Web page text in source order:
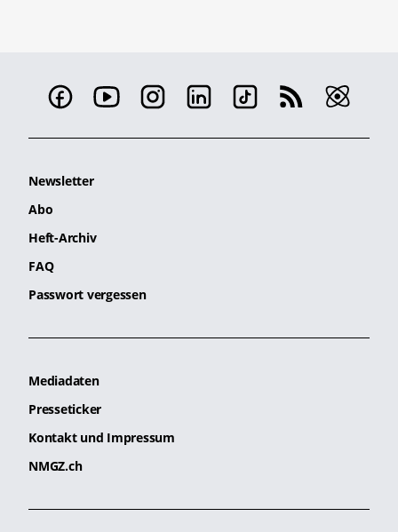
Newsletter
Abo
Heft-Archiv
FAQ
Passwort vergessen
Mediadaten
Presseticker
Kontakt und Impressum
NMGZ.ch